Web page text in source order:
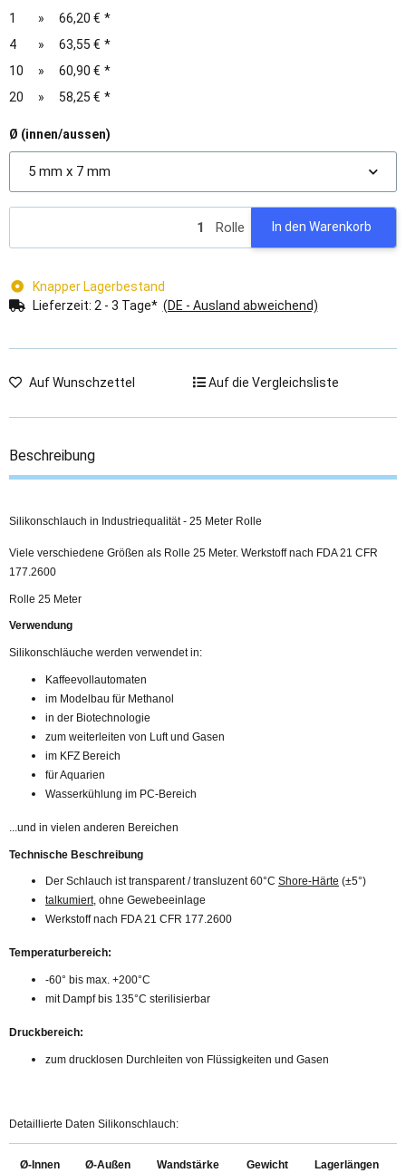
1
» 66,20 € *
4
» 63,55 € *
10
» 60,90 € *
20
» 58,25 € *
Ø (innen/aussen)
5 mm x 7 mm
Rolle In den Warenkorb
Knapper Lagerbestand
Lieferzeit: 2 - 3 Tage* (DE - Ausland abweichend)
Auf Wunschzettel Auf die Vergleichsliste
Beschreibung
Silikonschlauch in Industriequalität - 25 Meter Rolle
Viele verschiedene Größen als Rolle 25 Meter. Werkstoff nach FDA 21 CFR
177.2600
Rolle 25 Meter
Verwendung
Silikonschläuche werden verwendet in:
Kaffeevollautomaten
im Modelbau für Methanol
in der Biotechnologie
zum weiterleiten von Luft und Gasen
im KFZ Bereich
für Aquarien
Wasserkühlung im PC-Bereich
...und in vielen anderen Bereichen
Technische Beschreibung
Der Schlauch ist transparent / transluzent 60°C Shore-Härte (±5°)
talkumiert, ohne Gewebeeinlage
Werkstoff nach FDA 21 CFR 177.2600
Temperaturbereich:
-60° bis max. +200°C
mit Dampf bis 135°C sterilisierbar
Druckbereich:
zum drucklosen Durchleiten von Flüssigkeiten und Gasen
Detaillierte Daten Silikonschlauch:
Ø-Innen Ø-Außen Wandstärke Gewicht Lagerlängen